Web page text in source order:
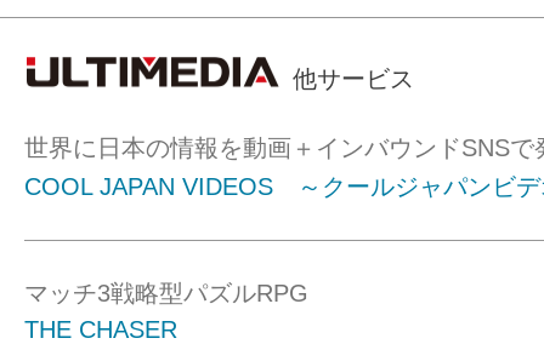
他サービス
世界に日本の情報を動画＋インバウンドSNSで
COOL JAPAN VIDEOS ～クールジャパンビ
マッチ3戦略型パズルRPG
THE CHASER